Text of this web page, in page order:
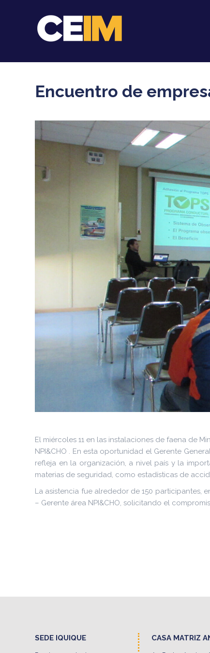
Encuentro de
El miércoles 11 en las instalaciones de faena de
NPI&CHO . En esta oportunidad el Gerente
refleja en la organización, a nivel país y la
materias de seguridad, como estadísticas de
La asistencia fue alrededor de 150 participantes,
– Gerente área NPI&CHO, solicitando el
SEDE IQUIQUE CASA MATRIZ